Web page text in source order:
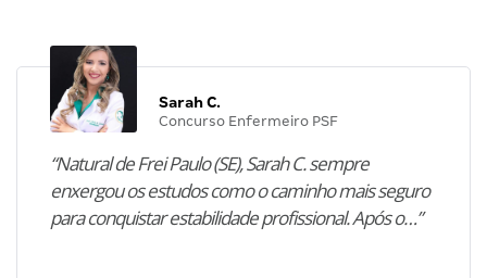
Sarah C.
Concurso Enfermeiro PSF
“Natural de Frei Paulo (SE), Sarah C. sempre
enxergou os estudos como o caminho mais seguro
para conquistar estabilidade profissional. Após o…”